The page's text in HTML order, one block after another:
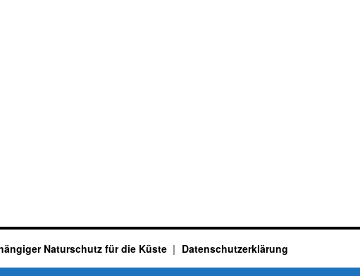
Naturschutz für die Küste Datenschutzerklärung